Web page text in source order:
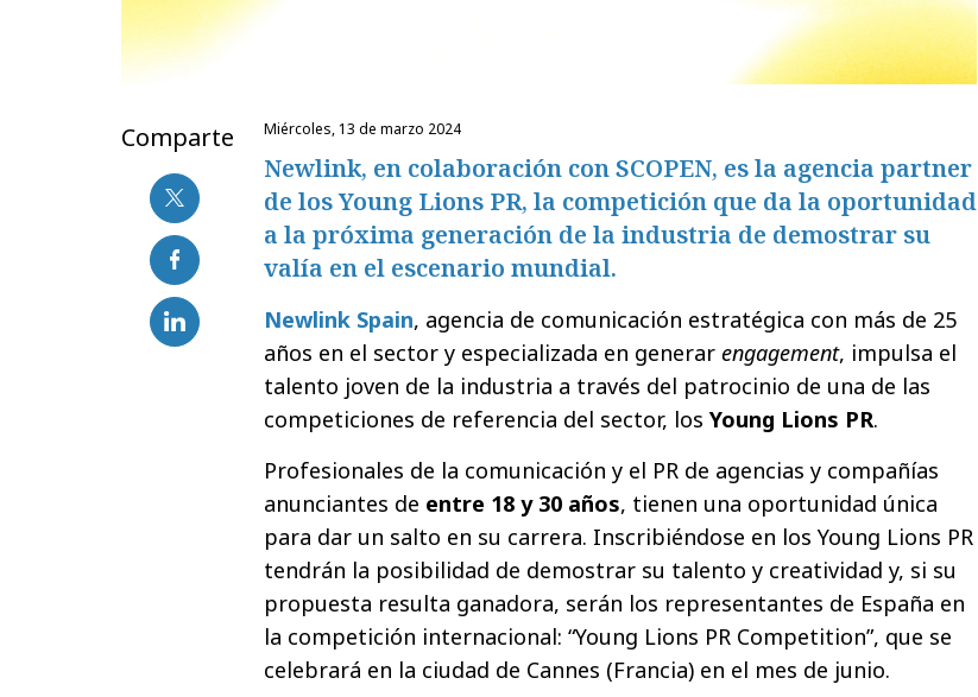
Comparte miércoles, 13 de marzo 2024
Newlink, en colaboración con SCOPEN, es la agencia partner
de los Young Lions PR, la competición que da la oportunidad
a la próxima generación de la industria de demostrar su
valía en el escenario mundial.
Newlink Spain, agencia de comunicación estratégica con más de 25
años en el sector y especializada en generar engagement, impulsa el
talento joven de la industria a través del patrocinio de una de las
competiciones de referencia del sector, los Young Lions PR.
Profesionales de la comunicación y el PR de agencias y compañías
anunciantes de entre 18 y 30 años, tienen una oportunidad única
para dar un salto en su carrera. Inscribiéndose en los Young Lions PR
tendrán la posibilidad de demostrar su talento y creatividad y, si su
propuesta resulta ganadora, serán los representantes de España en
la competición internacional: “Young Lions PR Competition”, que se
celebrará en la ciudad de Cannes (Francia) en el mes de junio.